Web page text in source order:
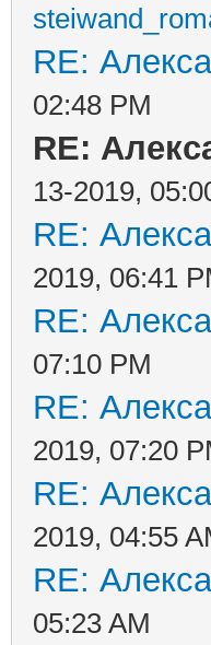
RE:
02:48 PM
RE:
13-2019,
RE:
2019, 06:41
RE:
07:10 PM
RE:
2019, 07:20
RE:
2019, 04:55
RE:
05:23 AM